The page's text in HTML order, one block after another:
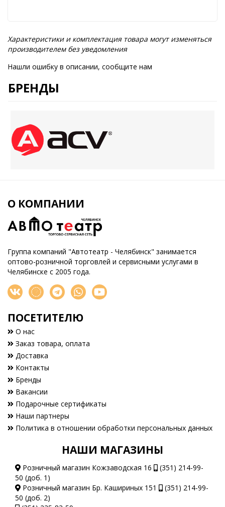
Характеристики и комплектация товара могут изменяться
производителем без уведомления
Нашли ошибку в описании, сообщите нам
БРЕНДЫ
О КОМПАНИИ
Группа компаний "Автотеатр - Челябинск" занимается
оптово-розничной торговлей и сервисными услугами в
Челябинске с 2005 года.
ПОСЕТИТЕЛЮ
О нас
Заказ товара, оплата
Доставка
Контакты
Бренды
Вакансии
Подарочные сертификаты
Наши партнеры
Политика в отношении обработки персональных данных
НАШИ МАГАЗИНЫ
Розничный магазин Кожзаводская 16
(351) 214-99-
50 (доб. 1)
Розничный магазин Бр. Кашириных 151
(351) 214-99-
50 (доб. 2)